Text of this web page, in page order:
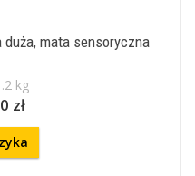
mata sensoryczna
kg
zł